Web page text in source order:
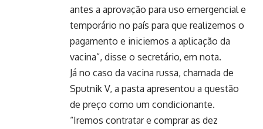
antes a aprovação para uso emergencial e
temporário no país para que realizemos o
pagamento e iniciemos a aplicação da
vacina”, disse o secretário, em nota.
Já no caso da vacina russa, chamada de
Sputnik V, a pasta apresentou a questão
de preço como um condicionante.
“Iremos contratar e comprar as dez